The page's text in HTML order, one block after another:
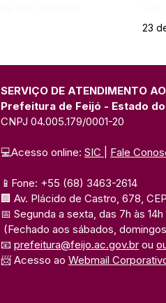
23
SERVIÇO DE ATENDIMENTO
Prefeitura de Feijó - Estado
CNPJ 04.005.179/0001-20
💻Acesso online: SIC Fale
📱Fone: +55 (68) 3463-2614
🏢 Av. Plácido de Castro, 678,
📅 Segunda a sexta, das 7h às 14h
(Fechado aos sábados,
📧 prefeitura@feijo.ac.gov.br ou
📨 Acesso ao Webmail